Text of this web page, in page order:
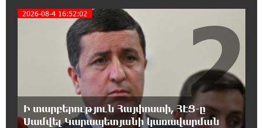
Երևանի Կենտրոնում փոշու
պարունակությունը գրեթե ամբողջ շաբաթ
գերազանցել է թույլատրելի սահմանը
18:40:08 8-08-2026
Իրանը պատրաստ է բացել Հորմուզի
նեղուցը, եթե ԱՄՆ-ն ընդունի
հանրապետության պայմանները
2026-08-4 16:52:02
Ի տարբերություն Հայփոստի, ՀԷՑ-ը
Սամվել Կարապետյանի կառավարման
2